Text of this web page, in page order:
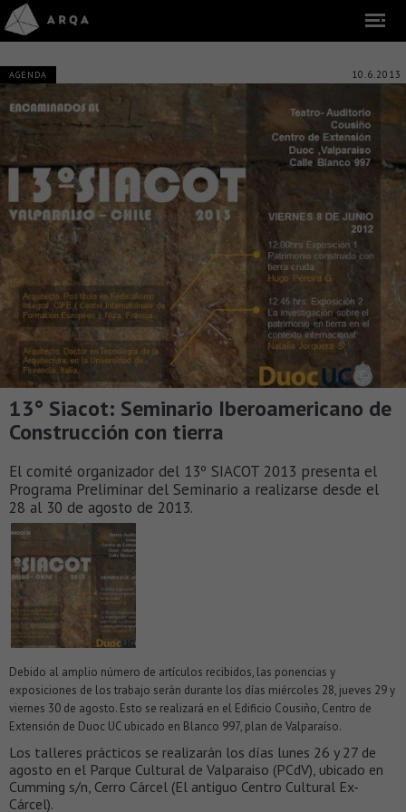
AGENDA 10.6.2013
13° Siacot: Seminario Iberoamericano de
Construcción con tierra
El comité organizador del 13º SIACOT 2013 presenta el
Programa Preliminar del Seminario a realizarse desde el
28 al 30 de agosto de 2013.
Debido al amplio número de artículos recibidos, las ponencias y
exposiciones de los trabajo serán durante los días miércoles 28, jueves 29 y
viernes 30 de agosto. Esto se realizará en el Edificio Cousiño, Centro de
Extensión de Duoc UC ubicado en Blanco 997, plan de Valparaíso.
Los talleres prácticos se realizarán los días lunes 26 y 27 de
agosto en el Parque Cultural de Valparaiso (PCdV), ubicado en
Cumming s/n, Cerro Cárcel (El antiguo Centro Cultural Ex-
Cárcel).